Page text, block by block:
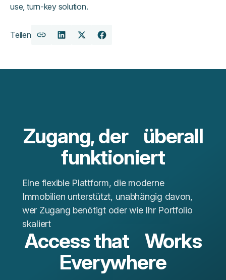
use, turn-key solution.
Teilen
URL
Auf
Auf
Auf
Zugang, der überall
funktioniert
Eine flexible Plattform, die moderne
Immobilien unterstützt, unabhängig davon,
wer Zugang benötigt oder wie Ihr Portfolio
skaliert
Access that Works
Everywhere